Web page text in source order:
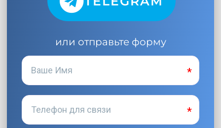
или отправьте форму